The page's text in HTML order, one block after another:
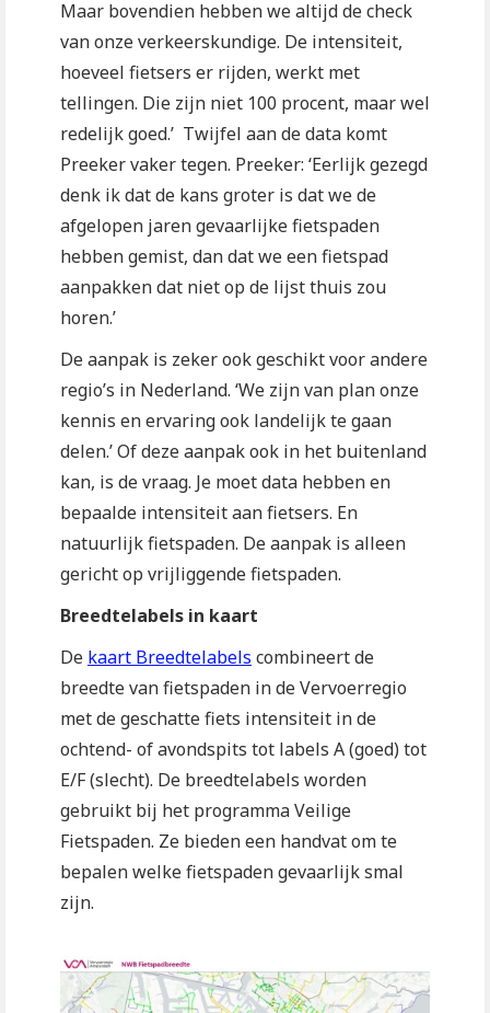
Maar bovendien hebben we altijd de check
van onze verkeerskundige. De intensiteit,
hoeveel fietsers er rijden, werkt met
tellingen. Die zijn niet 100 procent, maar wel
redelijk goed.’ Twijfel aan de data komt
Preeker vaker tegen. Preeker: ‘Eerlijk gezegd
denk ik dat de kans groter is dat we de
afgelopen jaren gevaarlijke fietspaden
hebben gemist, dan dat we een fietspad
aanpakken dat niet op de lijst thuis zou
horen.’
De aanpak is zeker ook geschikt voor andere
regio’s in Nederland. ‘We zijn van plan onze
kennis en ervaring ook landelijk te gaan
delen.’ Of deze aanpak ook in het buitenland
kan, is de vraag. Je moet data hebben en
bepaalde intensiteit aan fietsers. En
natuurlijk fietspaden. De aanpak is alleen
gericht op vrijliggende fietspaden.
Breedtelabels in kaart
De kaart Breedtelabels combineert de
breedte van fietspaden in de Vervoerregio
met de geschatte fiets intensiteit in de
ochtend- of avondspits tot labels A (goed) tot
E/F (slecht). De breedtelabels worden
gebruikt bij het programma Veilige
Fietspaden. Ze bieden een handvat om te
bepalen welke fietspaden gevaarlijk smal
zijn.